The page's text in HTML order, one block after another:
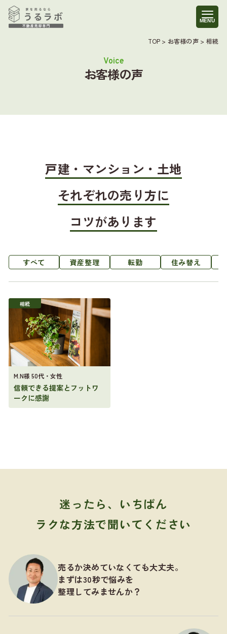
TOP > お客様の声> 相続
お客様の声
戸建・マンション・土地
それぞれの売り方に
コツがあります
すべて 資産整理 転勤 住み替え
相続
M.N様 50代・女性
信頼できる提案とフットワ
ークに感謝
迷ったら、いちばん
ラクな方法で聞いてください
売るか決めていなくても大丈夫。
まずは30秒で悩みを
整理してみませんか？